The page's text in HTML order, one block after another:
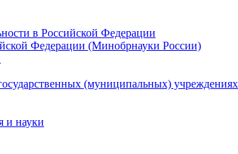
в Российской Федерации
Федерации (Минобрнауки России)
(муниципальных) учреждениях
и науки